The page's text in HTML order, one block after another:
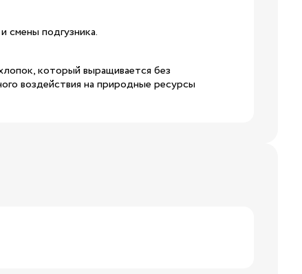
смены подгузника.
который выращивается без
воздействия на природные ресурсы